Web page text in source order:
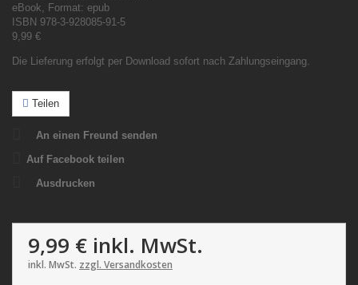
eBook, Format: epub
ISBN 978-3-928085-91-5
9,99 €
Die Lieferung erfolgt per Download sofort nach Zahlungseingang.
Teilen
An einen Freund senden
Auf Facebook teilen
Ausdrucken
9,99 € inkl. MwSt.
inkl. MwSt. zzgl. Versandkosten